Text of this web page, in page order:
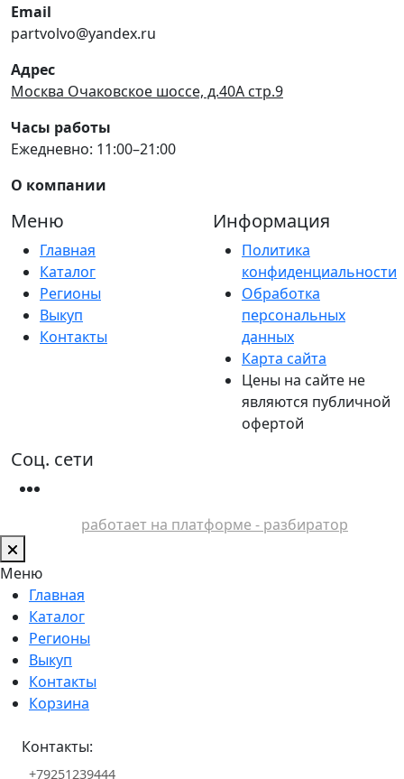
Email
partvolvo@yandex.ru
Адрес
Москва Очаковское шоссе, д.40А стр.9
Часы работы
Ежедневно: 11:00–21:00
О компании
Меню
Главная
Каталог
Регионы
Выкуп
Контакты
Информация
Политика
конфиденциальности
Обработка
персональных
данных
Карта сайта
Цены на сайте не
являются публичной
офертой
Соц. сети
работает на платформе - разбиратор
Меню
Главная
Каталог
Регионы
Выкуп
Контакты
Корзина
Контакты:
+79251239444